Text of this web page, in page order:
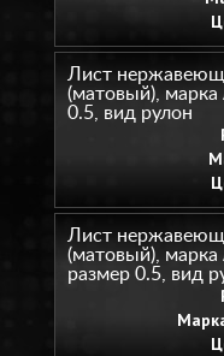
Лист
(матовый), марка
0.5, вид рулон
Лист
(матовый), марка
размер 0.5, вид